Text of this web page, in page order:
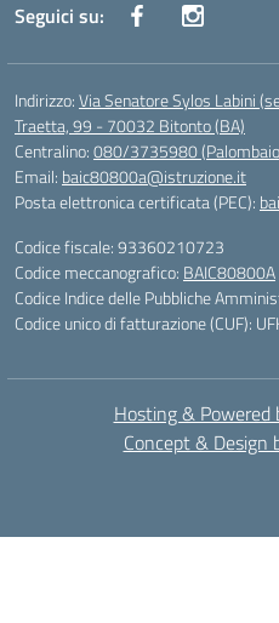
Seguici su:
Indirizzo:Via Senatore Sylos Labini
Traetta, 99 - 70032 Bitonto (BA)
Centralino:080/3735980
Email: baic80800a@istruzione.it
Posta elettronica certificata (PEC):
Codice fiscale: 93360210723
Codice meccanografico: BAIC80800A
Codice Indice delle Pubbliche
Codice unico di fatturazione (CUF):
Hosting & Powered
Concept & Design